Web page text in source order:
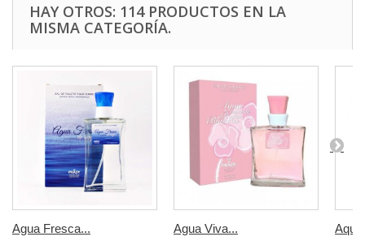
HAY OTROS: 114 PRODUCTOS EN LA
MISMA CATEGORÍA.
Agua Fresca... Agua Viva...